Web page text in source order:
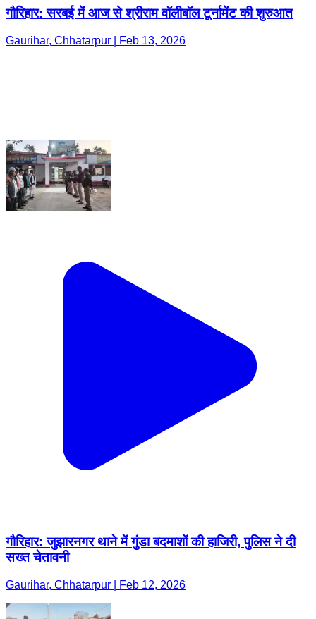
गौरिहार: सरबई में आज से श्रीराम वॉलीबॉल टूर्नामेंट की शुरुआत
Gaurihar, Chhatarpur | Feb 13, 2026
गौरिहार: जुझारनगर थाने में गुंडा बदमाशों की हाजिरी, पुलिस ने दी